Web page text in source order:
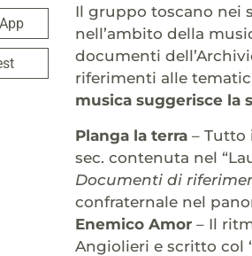
Il gruppo toscano nei
nell’ambito della
documenti
riferimenti alle
musica suggerisce la
Planga la terra – Tutto
sec. contenuta nel
Documenti di
confraternale nel
Enemico Amor – Il
Angiolieri e scritto col